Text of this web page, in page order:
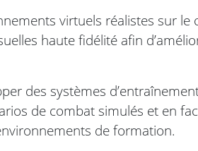
virtuels réalistes sur le
haute fidélité afin
des systèmes
de combat simulés et en
de formation.